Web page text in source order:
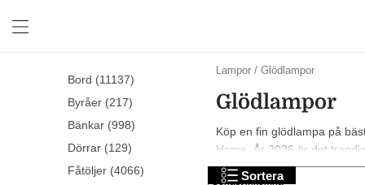
Lighting
glödlampor
Lampor / Glödlampor
Glödlampor
Köp en fin glödlampa på
Home. År 2026 är det
shopping!
Sortera
Bord (11137)
Byråer (217)
Bänkar (998)
Dörrar (129)
Fåtöljer (4066)